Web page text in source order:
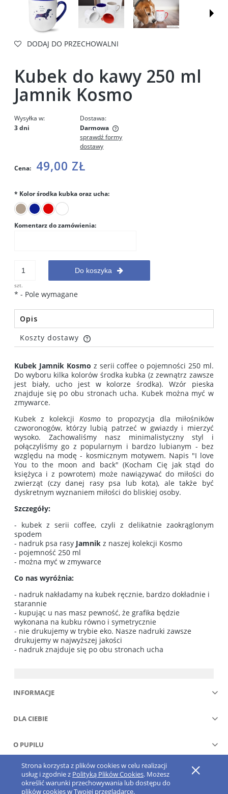
Strona korzysta z plików cookies w celu realizacji
usług i zgodnie z Polityką Plików Cookies. Możesz
określić warunki przechowywania lub dostępu do
plików cookies w Twojej przeglądarce.
DODAJ DO PRZECHOWALNI
Kubek do kawy 250 ml
Jamnik Kosmo
Wysyłka w:
3 dni
Dostawa:
Darmowa
Cena nie zawiera ewentualnych kosztów płatności
sprawdź formy
dostawy
Cena: 49,00 ZŁ
* Kolor środka kubka oraz ucha:
Komentarz do zamówienia:
szt.
Do koszyka
* - Pole wymagane
Opis
Koszty dostawy
Cena nie zawiera ewentualnych kosztów płatności
Kubek Jamnik Kosmo z serii coffee o pojemności 250 ml.
Do wyboru kilka kolorów środka kubka (z zewnątrz zawsze
jest biały, ucho jest w kolorze środka). Wzór pieska
znajduje się po obu stronach ucha. Kubek można myć w
zmywarce.
Kubek z kolekcji Kosmo to propozycja dla miłośników
czworonogów, którzy lubią patrzeć w gwiazdy i mierzyć
wysoko. Zachowaliśmy nasz minimalistyczny styl i
połączyliśmy go z popularnym i bardzo lubianym - bez
względu na modę - kosmicznym motywem. Napis "I love
You to the moon and back" (Kocham Cię jak stąd do
księżyca i z powrotem) może nawiązywać do miłości do
zwierząt (czy danej rasy psa lub kota), ale także być
dyskretnym wyznaniem miłości do bliskiej osoby.
Szczegóły:
- kubek z serii coffee, czyli z delikatnie zaokrąglonym
spodem
- nadruk psa rasy Jamnik z naszej kolekcji Kosmo
- pojemność 250 ml
- można myć w zmywarce
Co nas wyróżnia:
- nadruk nakładamy na kubek ręcznie, bardzo dokładnie i
starannie
- kupując u nas masz pewność, że grafika będzie
wykonana na kubku równo i symetrycznie
- nie drukujemy w trybie eko. Nasze nadruki zawsze
drukujemy w najwyższej jakości
- nadruk znajduje się po obu stronach ucha
INFORMACJE
DLA CIEBIE
O PUPILU
Pokaż pełną wersję strony
Sklep internetowy Shoper.pl